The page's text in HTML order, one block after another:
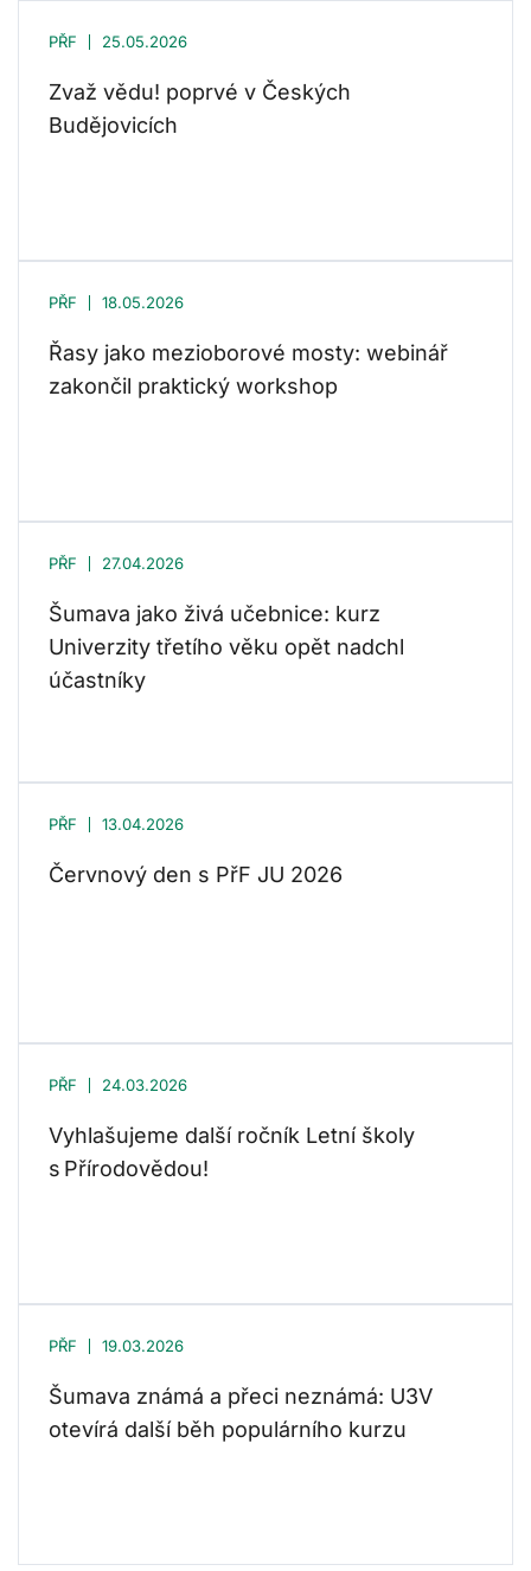
PŘF 25.05.2026
Zvaž vědu! poprvé v Českých
Budějovicích
PŘF 18.05.2026
Řasy jako mezioborové mosty: webinář
zakončil praktický workshop
PŘF 27.04.2026
Šumava jako živá učebnice: kurz
Univerzity třetího věku opět nadchl
účastníky
PŘF 13.04.2026
Červnový den s PřF JU 2026
PŘF 24.03.2026
Vyhlašujeme další ročník Letní školy
s Přírodovědou!
PŘF 19.03.2026
Šumava známá a přeci neznámá: U3V
otevírá další běh populárního kurzu